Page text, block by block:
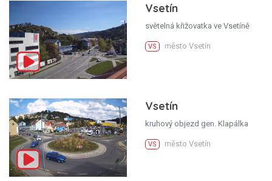
Vsetín
světelná křižovatka ve Vsetíně
VS město Vsetín
Vsetín
kruhový objezd gen. Klapálka
VS město Vsetín